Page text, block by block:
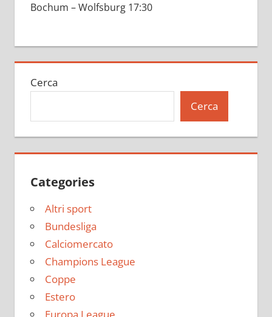
Bochum – Wolfsburg 17:30
Cerca
Cerca
Categories
Altri sport
Bundesliga
Calciomercato
Champions League
Coppe
Estero
Europa League